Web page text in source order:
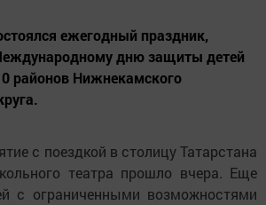
ежегодный праздник,
дню защиты детей
районов Нижнекамского
с поездкой в столицу Татарстана
театра прошло вчера. Еще
с ограниченными возможностями